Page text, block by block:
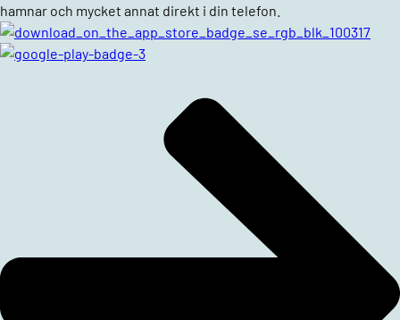
hamnar och mycket annat direkt i din telefon.